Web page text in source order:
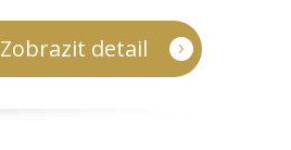
Zobrazit detail